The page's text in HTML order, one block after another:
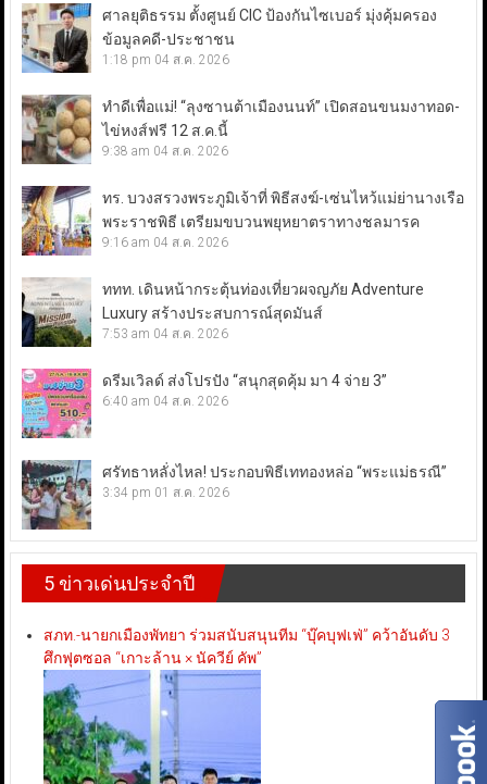
ศาลยุติธรรม ตั้งศูนย์ CIC ป้องกันไซเบอร์ มุ่งคุ้มครอง
ข้อมูลคดี-ประชาชน
1:18 pm 04 ส.ค. 2026
ทำดีเพื่อแม่! “ลุงซานต้าเมืองนนท์” เปิดสอนขนมงาทอด-
ไข่หงส์ฟรี 12 ส.ค.นี้
9:38 am 04 ส.ค. 2026
ทร. บวงสรวงพระภูมิเจ้าที่ พิธีสงฆ์-เซ่นไหว้แม่ย่านางเรือ
พระราชพิธี เตรียมขบวนพยุหยาตราทางชลมารค
9:16 am 04 ส.ค. 2026
ททท. เดินหน้ากระตุ้นท่องเที่ยวผจญภัย Adventure
Luxury สร้างประสบการณ์สุดมันส์
7:53 am 04 ส.ค. 2026
ดรีมเวิลด์ ส่งโปรปัง “สนุกสุดคุ้ม มา 4 จ่าย 3”
6:40 am 04 ส.ค. 2026
ศรัทธาหลั่งไหล! ประกอบพิธีเททองหล่อ “พระแม่ธรณี”
3:34 pm 01 ส.ค. 2026
5 ข่าวเด่นประจำปี
สภท.-นายกเมืองพัทยา ร่วมสนับสนุนทีม “บุ๊คบุฟเฟ่” คว้าอันดับ 3
ศึกฟุตซอล “เกาะล้าน × นัควีย์ คัพ”